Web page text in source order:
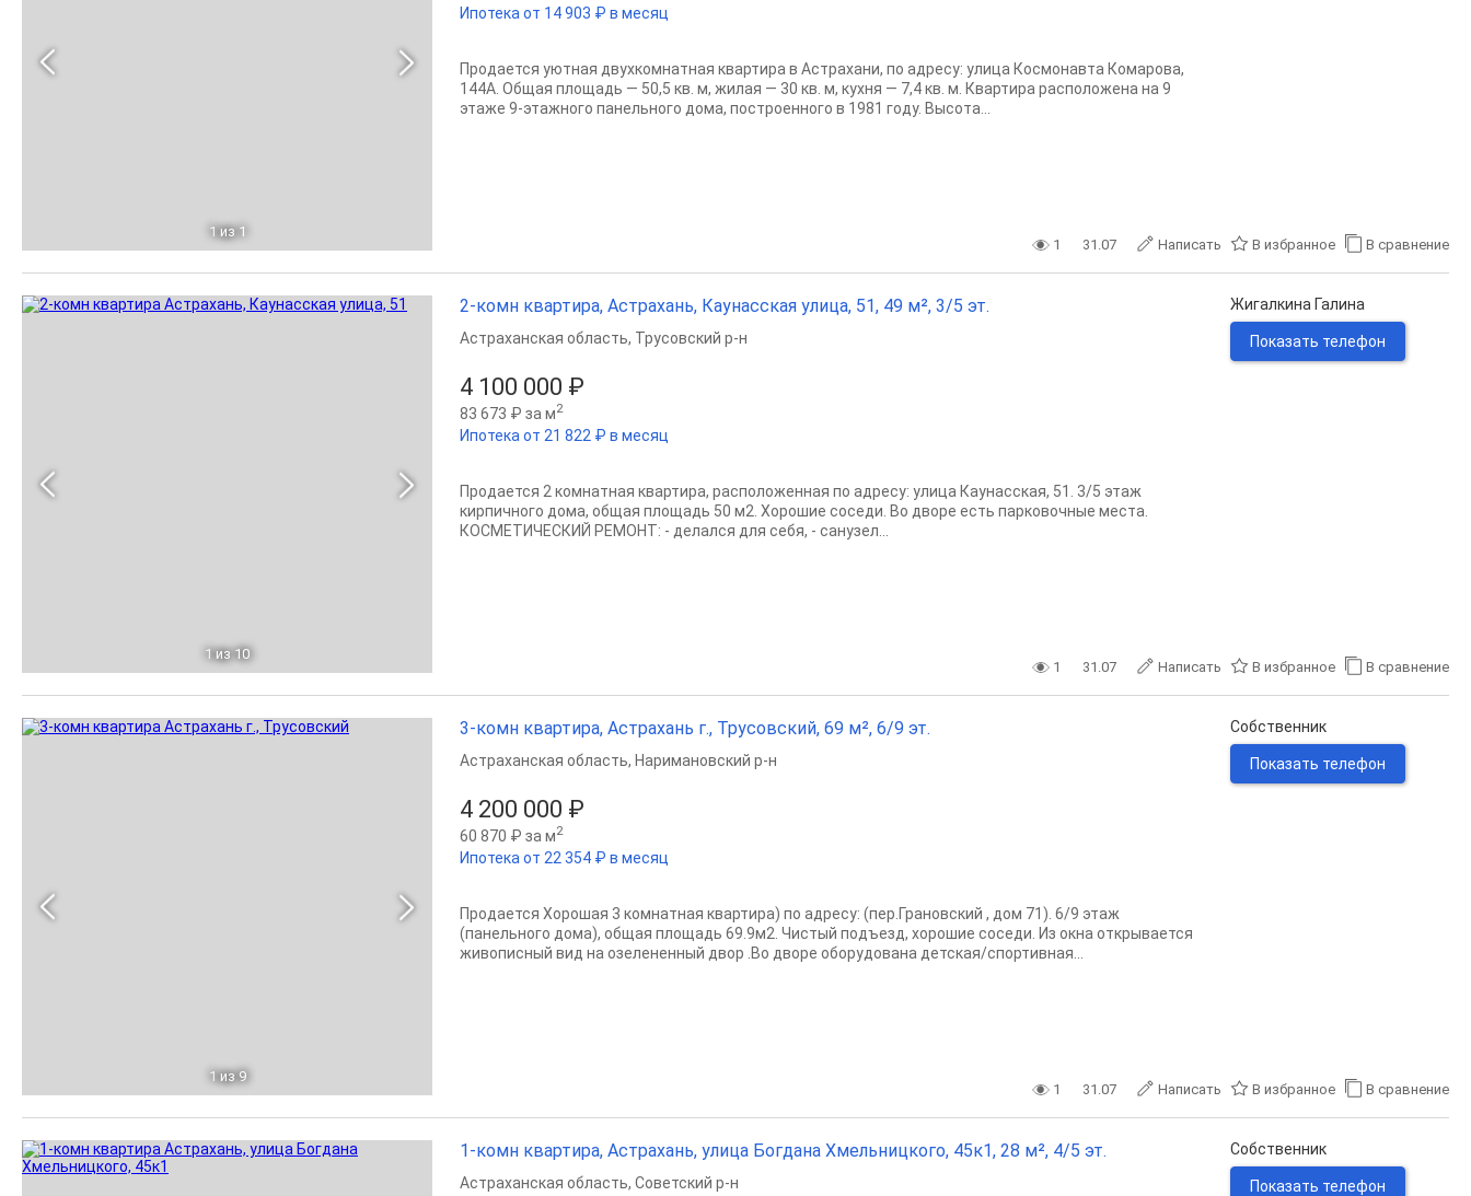
1 из 1
Ипотека от 14 903 ₽ в месяц
Продается уютная двухкомнатная квартира в Астрахани, по адресу: улица Космонавта Комарова,
144А. Общая площадь — 50,5 кв. м, жилая — 30 кв. м, кухня — 7,4 кв. м. Квартира расположена на 9
этаже 9-этажного панельного дома, построенного в 1981 году. Высота...
1 31.07 Написать В избранное В сравнение
1 из 10
2-комн квартира, Астрахань, Каунасская улица, 51, 49 м², 3/5 эт.
4 100 000 ₽
83 673 ₽ за м2
Ипотека от 21 822 ₽ в месяц
Астраханская область, Трусовский р-н
Продается 2 комнатная квартира, расположенная по адресу: улица Каунасская, 51. 3/5 этаж
кирпичного дома, общая площадь 50 м2. Хорошие соседи. Во дворе есть парковочные места.
КОСМЕТИЧЕСКИЙ РЕМОНТ: - делался для себя, - санузел...
Жигалкина Галина
Показать телефон
1 31.07 Написать В избранное В сравнение
1 из 9
3-комн квартира, Астрахань г., Трусовский, 69 м², 6/9 эт.
4 200 000 ₽
60 870 ₽ за м2
Ипотека от 22 354 ₽ в месяц
Астраханская область, Наримановский р-н
Продается Хорошая 3 комнатная квартира) по адресу: (пер.Грановский , дом 71). 6/9 этаж
(панельного дома), общая площадь 69.9м2. Чистый подъезд, хорошие соседи. Из окна открывается
живописный вид на озелененный двор .Во дворе оборудована детская/спортивная...
Собственник
Показать телефон
1 31.07 Написать В избранное В сравнение
1-комн квартира, Астрахань, улица Богдана Хмельницкого, 45к1, 28 м², 4/5 эт.
Астраханская область, Советский р-н
Собственник
Показать телефон